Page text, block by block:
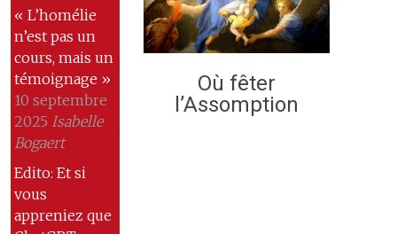
« L’homélie
n’est pas un
cours, mais un
témoignage »
10 septembre
2025 Isabelle
Bogaert
Edito: Et si
vous
appreniez que
Où fêter
l’Assomption